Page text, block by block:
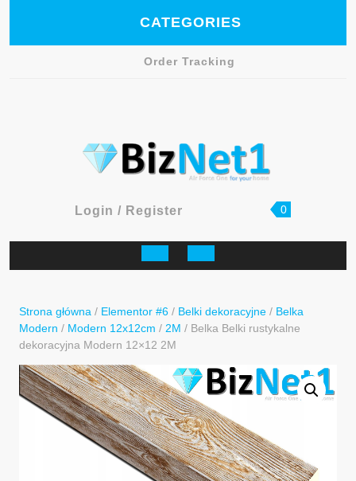
CATEGORIES
Order Tracking
Login / RegisterLogin
Register
shopping
0
Open
Strona główna / Elementor #6 / Belki dekoracyjne / Belka
Modern / Modern 12x12cm / 2M / Belka Belki rustykalne
dekoracyjna Modern 12×12 2M